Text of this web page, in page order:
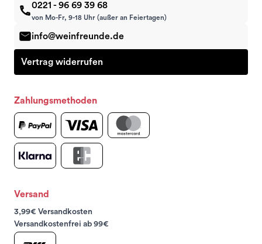
0221 - 96 69 39 68
von Mo-Fr, 9-18 Uhr (außer an Feiertagen)
info@weinfreunde.de
Vertrag widerrufen
Zahlungsmethoden
Versand
3,99€ Versandkosten
Versandkostenfrei ab 99€